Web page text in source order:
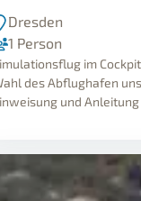
Dresden
1 Person
im
des Abflughafen
und